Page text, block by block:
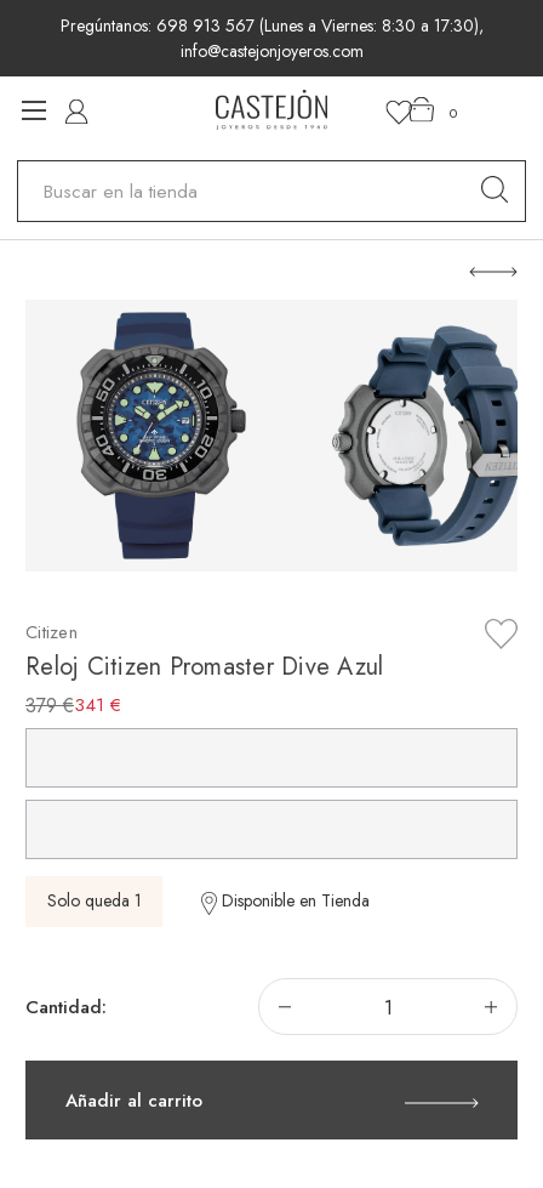
Pregúntanos: 698 913 567 (Lunes a Viernes: 8:30 a 17:30),
info@castejonjoyeros.com
0
Citizen
Reloj Citizen Promaster Dive Azul
379 €341 €
Solo queda 1 Disponible en Tienda
Cantidad: Disminuir
la
cantidad
de
Promaster
Dive
Azul
la
de
Añadir al carrito